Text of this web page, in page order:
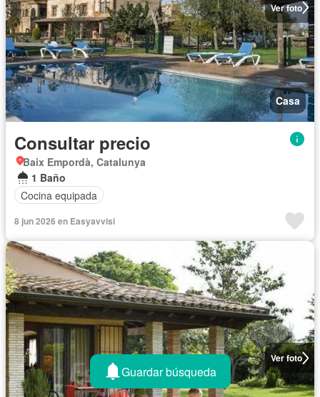
Ver foto
Casa
Consultar precio
Baix Empordà, Catalunya
1 Baño
Cocina equipada
8 jun 2026 en Easyavvisi
Ver foto
Guardar búsqueda